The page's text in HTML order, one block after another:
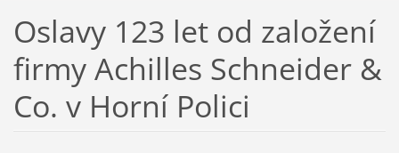
Oslavy 123 let od založení
firmy Achilles Schneider &
Co. v Horní Polici